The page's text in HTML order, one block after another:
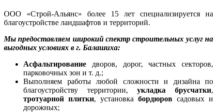
ООО «Строй-Альянс» более 15 лет специализируется на
благоустройстве ландшафтов и территорий.
Мы предоставляем широкий спектр строительных услуг на
выгодных условиях в г. Балашиха:
Асфальтирование дворов, дорог, частных секторов,
парковочных зон и т. д.;
Выполняем работы любой сложности и дизайна по
благоустройству территории, укладка брусчатки,
тротуарной плитки, установка бордюров садовых и
дорожных;